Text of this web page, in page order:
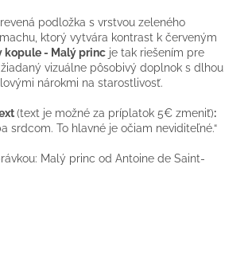
podložka s vrstvou zeleného
ktorý vytvára kontrast k červeným
kopule - Malý princ je tak riešením pre
vizuálne pôsobivý doplnok s dlhou
nárokmi na starostlivosť.
(text je možné za príplatok 5€ zmeniť):
srdcom. To hlavné je očiam neviditeľné.“
Malý princ od Antoine de Saint-